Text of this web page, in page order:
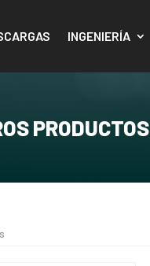
INGENIERÍA
PRODUCTOS
Ordenado